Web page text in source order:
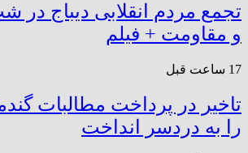
تجمع مردم انقلابی دیباج در
و مقاومت + فیلم
17 ساعت قبل
تاخیر در پرداخت مطالبات
را به دردسر انداخت